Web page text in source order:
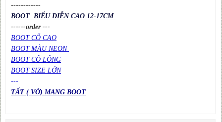
------------
BOOT BIỂU DIỄN CAO 12-17CM
------order ---
BOOT CỔ CAO
BOOT MÀU NEON
BOOT CỔ LÔNG
BOOT SIZE LỚN
---
TẤT ( VỚ) MANG BOOT